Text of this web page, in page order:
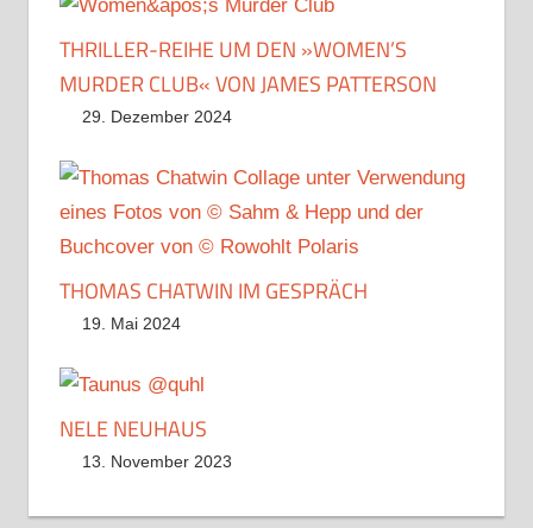
THRILLER-REIHE UM DEN »WOMEN’S
MURDER CLUB« VON JAMES PATTERSON
29. Dezember 2024
THOMAS CHATWIN IM GESPRÄCH
19. Mai 2024
NELE NEUHAUS
13. November 2023